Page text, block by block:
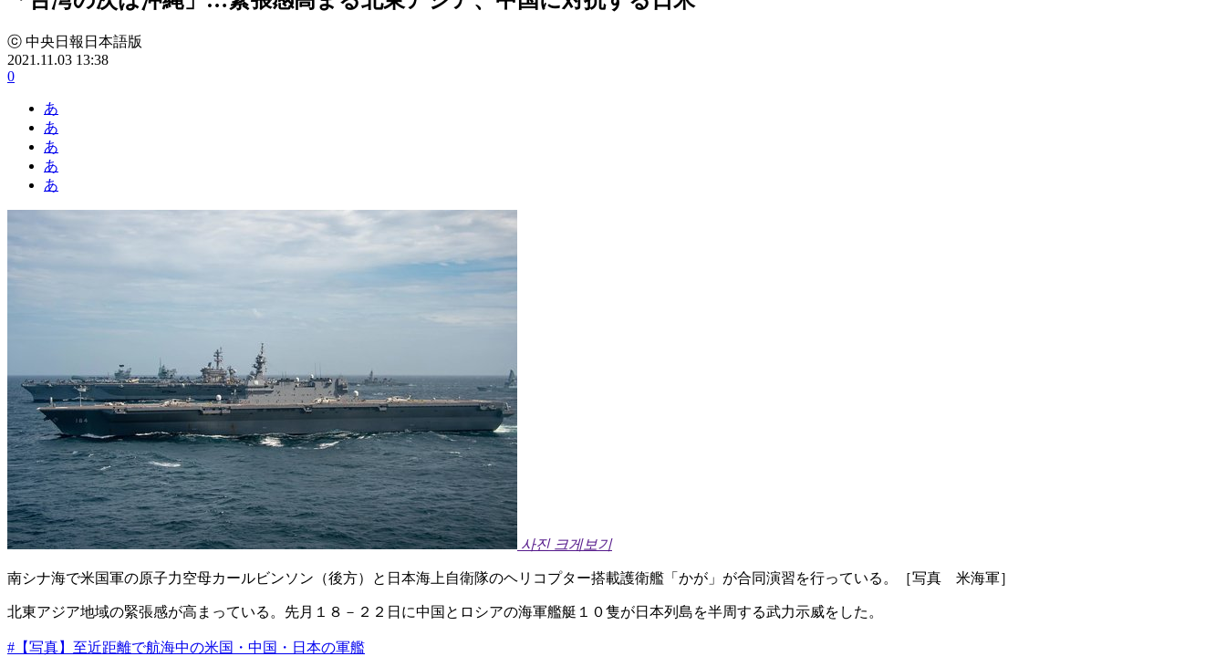
ⓒ 中央日報日本語版
2021.11.03 13:38
0
あ
あ
あ
あ
あ
사진 크게보기
南シナ海で米国軍の原子力空母カールビンソン（後方）と日本海上自衛隊のヘリコプター搭載護衛艦「かが」が合同演習を行っている。［写真 米海軍］
北東アジア地域の緊張感が高まっている。先月１８－２２日に中国とロシアの海軍艦艇１０隻が日本列島を半周する武力示威をした。
#【写真】至近距離で航海中の米国・中国・日本の軍艦